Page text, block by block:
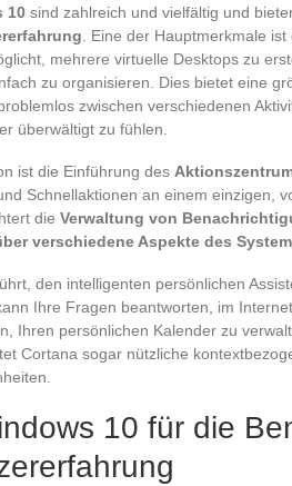
10 sind zahlreich und vielfältig und
. Eine der Hauptmerkmale ist
mehrere virtuelle Desktops zu
zu organisieren. Dies bietet eine
zwischen verschiedenen
überwältigt zu fühlen.
ist die Einführung des
Schnellaktionen an einem einzigen,
die Verwaltung von
verschiedene Aspekte des
den intelligenten persönlichen
Ihre Fragen beantworten, im Internet
Ihren persönlichen Kalender zu
Cortana sogar nützliche
10 für die